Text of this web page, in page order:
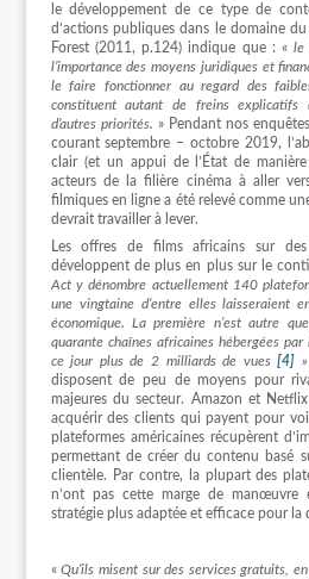
le développement de ce type de
d’actions publiques dans le domaine
Forest (2011, p.124) indique que : «le
l’importance des moyens juridiques et
le faire fonctionner au regard des
constituent autant de freins explicatifs
d’autres priorités. » Pendant nos
courant septembre – octobre 2019,
clair (et un appui de l’État de
acteurs de la filière cinéma à aller
filmiques en ligne a été relevé comme
devrait travailler à lever.
Les offres de films africains sur
développent de plus en plus sur le
Act y dénombre actuellement 140
une vingtaine d’entre elles laisseraient
économique. La première n’est autre
quarante chaînes africaines hébergées
ce jour plus de 2 milliards de vues[4] »
disposent de peu de moyens pour
majeures du secteur. Amazon et
acquérir des clients qui payent pour
plateformes américaines récupèrent
permettant de créer du contenu basé
clientèle. Par contre, la plupart des
n’ont pas cette marge de manœuvre
stratégie plus adaptée et efficace pour
«Qu’ils misent sur des services gratuits,